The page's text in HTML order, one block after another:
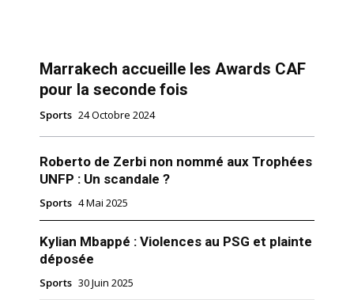
Marrakech accueille les Awards CAF
pour la seconde fois
Sports 24 Octobre 2024
Roberto de Zerbi non nommé aux Trophées
UNFP : Un scandale ?
Sports 4 Mai 2025
Kylian Mbappé : Violences au PSG et plainte
déposée
Sports 30 Juin 2025